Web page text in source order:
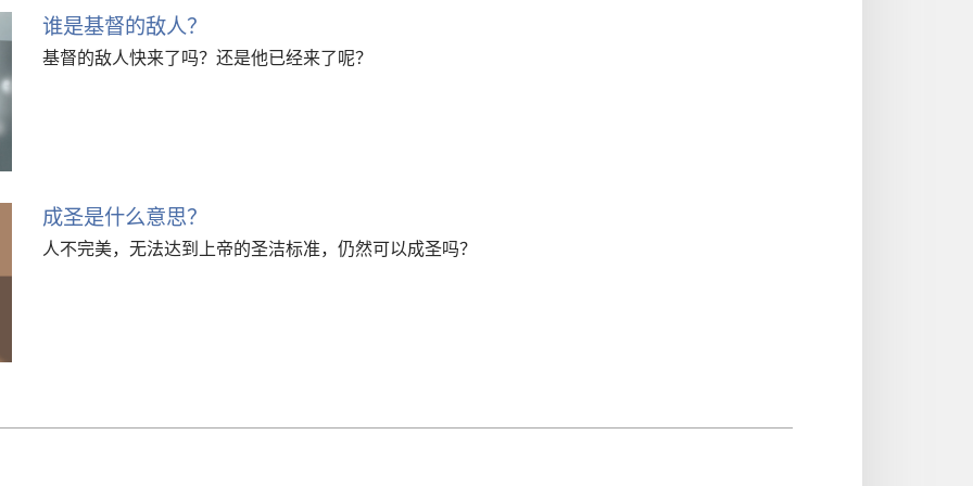
谁是基督的敌人？
基督的敌人快来了吗？还是他已经来了呢？
成圣是什么意思？
人不完美，无法达到上帝的圣洁标准，仍然可以成圣吗？